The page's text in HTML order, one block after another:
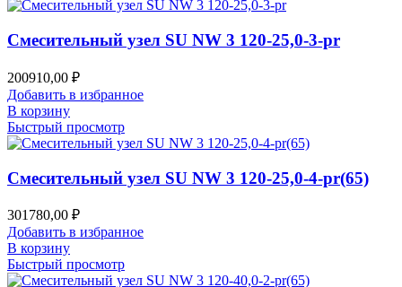
Смесительный узел SU NW 3 120-25,0-3-pr
200910,00 ₽
Добавить в избранное
В корзину
Быстрый просмотр
Смесительный узел SU NW 3 120-25,0-4-pr(65)
301780,00 ₽
Добавить в избранное
В корзину
Быстрый просмотр